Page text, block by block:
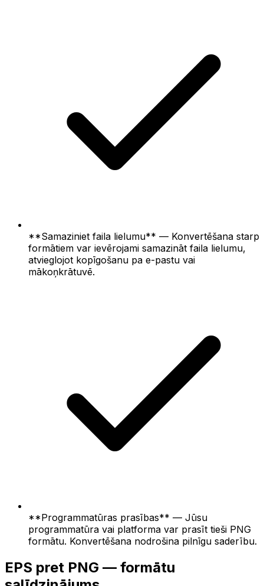
**Samaziniet faila lielumu** — Konvertēšana starp
formātiem var ievērojami samazināt faila lielumu,
atvieglojot kopīgošanu pa e-pastu vai
mākoņkrātuvē.
**Programmatūras prasības** — Jūsu
programmatūra vai platforma var prasīt tieši PNG
formātu. Konvertēšana nodrošina pilnīgu saderību.
EPS pret PNG — formātu